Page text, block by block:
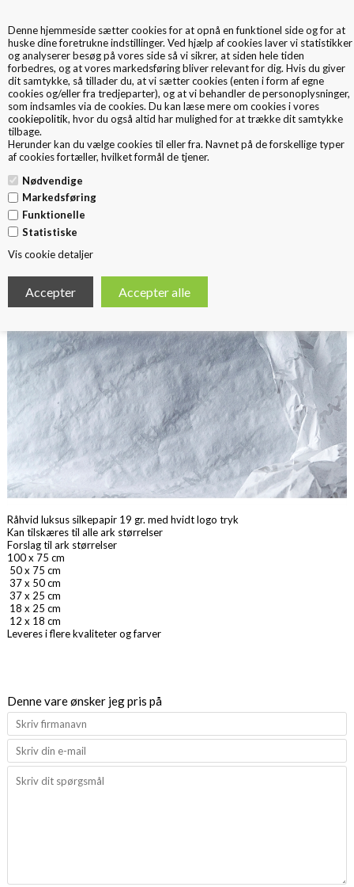
Denne hjemmeside sætter cookies for at opnå en funktionel side og for at
huske dine foretrukne indstillinger. Ved hjælp af cookies laver vi statistikker
og analyserer besøg på vores side så vi sikrer, at siden hele tiden
forbedres, og at vores markedsføring bliver relevant for dig. Hvis du giver
dit samtykke, så tillader du, at vi sætter cookies (enten i form af egne
cookies og/eller fra tredjeparter), og at vi behandler de personoplysninger,
som indsamles via de cookies. Du kan læse mere om cookies i vores
cookiepolitik, hvor du også altid har mulighed for at trække dit samtykke
tilbage.
Herunder kan du vælge cookies til eller fra. Navnet på de forskellige typer
af cookies fortæller, hvilket formål de tjener.
Nødvendige
Markedsføring
Funktionelle
Statistiske
Vis cookie detaljer
0
< Tilbage
SILKEPAPIR
Råhvid luksus silkepapir 19 gr. med hvidt logo tryk
Kan tilskæres til alle ark størrelser
Forslag til ark størrelser
100 x 75 cm
50 x 75 cm
37 x 50 cm
37 x 25 cm
18 x 25 cm
12 x 18 cm
Leveres i flere kvaliteter og farver
Denne vare ønsker jeg pris på